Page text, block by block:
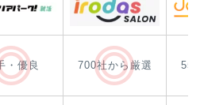
・優良 700社から厳選